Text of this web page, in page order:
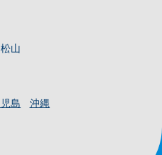
松山
島 沖縄